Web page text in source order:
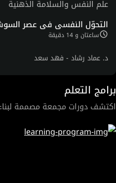
علم النفس والسلامة الذهنية
التحوّل النفسي في عصر
ساعتان و 14 دقيقة
د. عماد رشاد - فهد سعد
برامج التعلم
اكتشف دورات مجمعة مصممة